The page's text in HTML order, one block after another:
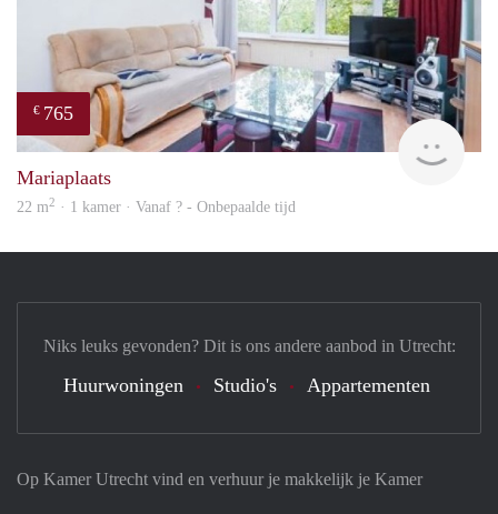
€ 765
Mariaplaats
22 m2 · 1 kamer · Vanaf ? - Onbepaalde tijd
Op Kamer Utrecht vind en verhuur je makkelijk je Kamer
Niks leuks gevonden? Dit is ons andere aanbod in Utrecht:
Huurwoningen Studio's Appartementen